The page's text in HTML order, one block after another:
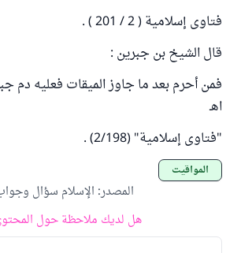
فتاوى إسلامية ( 2 / 201 ) .
قال الشيخ بن جبرين :
فمن أحرم بعد ما جاوز الميقات فعليه دم
اهـ
"فتاوى إسلامية" (2/198) .
المواقيت
المصدر: الإسلام سؤال
هل لديك ملاحظة حول